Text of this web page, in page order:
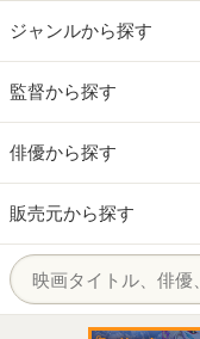
ジャンルから探す
監督から探す
俳優から探す
販売元から探す